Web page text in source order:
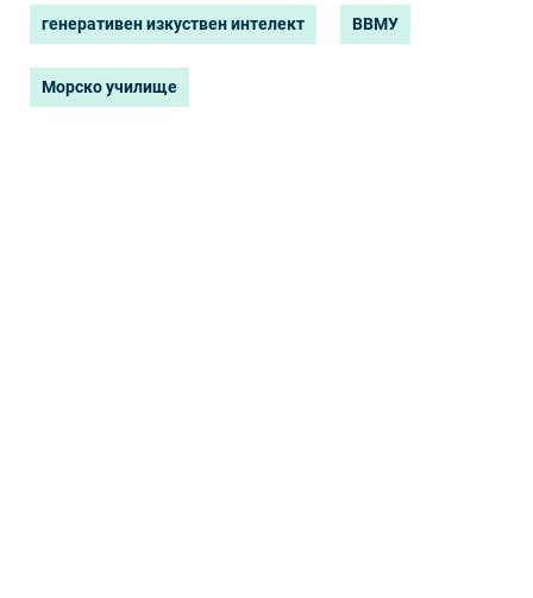
генеративен изкуствен интелект ВВМУ
Морско училище